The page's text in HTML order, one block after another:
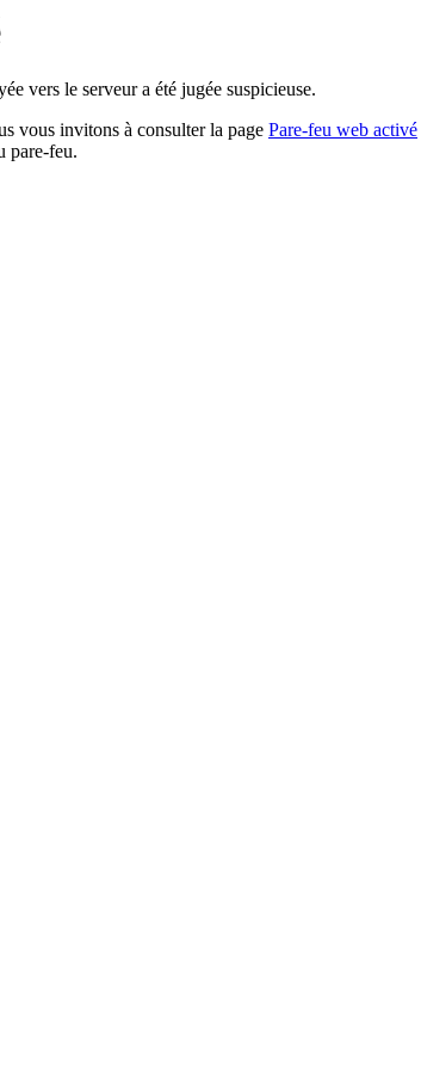
vers le serveur a été jugée suspicieuse.
vous invitons à consulter la page Pare-feu web activé
pare-feu.